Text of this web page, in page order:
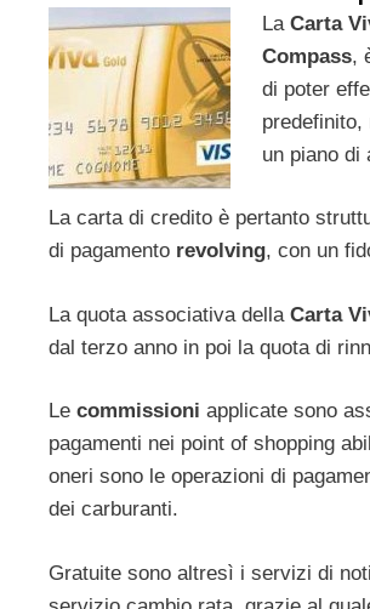
LaCarta
Compass,
di poter
predefinito,
un piano di
La carta di credito è pertanto
di pagamento revolving, con un
La quota associativa della Carta
dal terzo anno in poi la quota di
Le commissioni applicate sono
pagamenti nei point of shopping
oneri sono le operazioni di
dei carburanti.
Gratuite sono altresì i servizi di